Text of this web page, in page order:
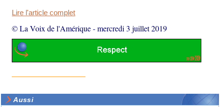
Lire l'article complet
© La Voix de l'Amérique-mercredi 3 juillet 2019
Aussi